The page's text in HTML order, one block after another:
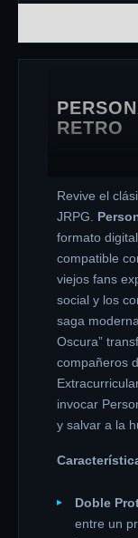
RETRO
Revive el
JRPG.
formato
compatible
viejos fans
social y los
saga
Oscura”
compañeros
invocar
y salvar a la
Doble
entre un